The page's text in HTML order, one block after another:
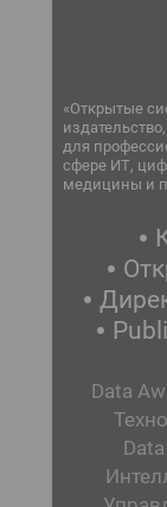
«Открытые
для
сфере ИТ,
медицины и
Data